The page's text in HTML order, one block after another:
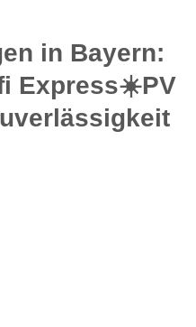
in Bayern:
Express☀️PV️